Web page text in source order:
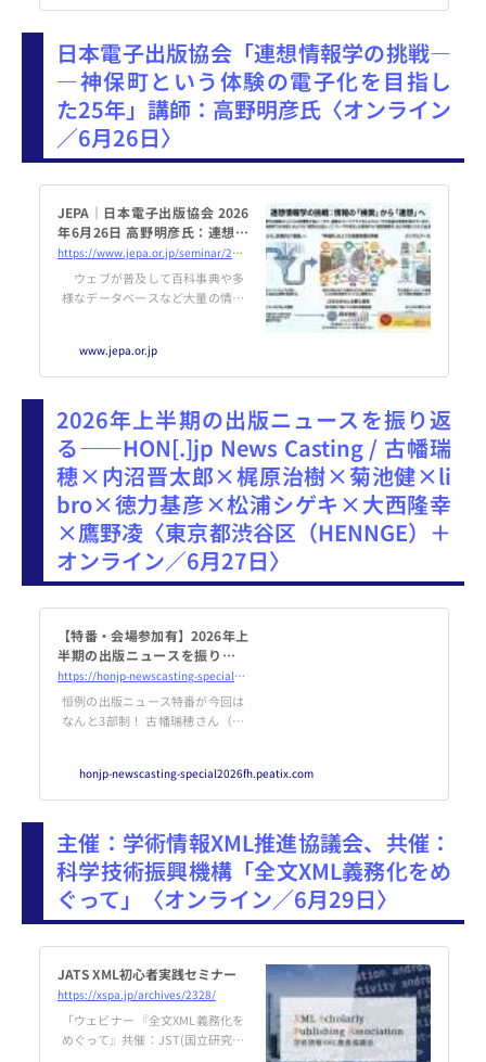
（金）18時30分～20時 場 所：
号教室
日本電子出版協会「連想情報学の挑戦―
―神保町という体験の電子化を目指し
た25年」講師：高野明彦氏〈オンライン
／6月26日〉
JEPA｜日本電子出版協会 2026
年6月26日 高野明彦氏：連想情
報学の挑戦――神保町という体
験の電子化を目指した25年
https://www.jepa.or.jp/seminar/20260626/
ウェブが普及して百科事典や多
様なデータベースなど大量の情報
のツールは、Googleに代表され
る検索エンジンとなりました。し
過度にパーソナライズされて誘導
的であり、ユーザが自由な発想や
洞察を得られない場合も多い...
www.jepa.or.jp
2026年上半期の出版ニュースを振り返
る――HON[.]jp News Casting / 古幡瑞
穂×内沼晋太郎×梶原治樹×菊池健×li
bro×徳力基彦×松浦シゲキ×大西隆幸
×鷹野凌〈東京都渋谷区（HENNGE）＋
オンライン／6月27日〉
【特番・会場参加有】2026年上
半期の出版ニュースを振り返る
――HON[.]jp News Casting /
古幡瑞穂×内沼晋太郎×梶原治
樹×菊池健×libro×徳力基彦×
松浦シゲキ×大西隆幸×鷹野凌
https://honjp-newscasting-special2026fh.peatix.com/view
恒例の出版ニュース特番が今回は
なんと3部制！ 古幡瑞穂さん（出
ディネーター/「本の惑星」）、
梶原治樹さん（出版社勤務 / ... po
et.
honjp-newscasting-special2026fh.peatix.com
主催：学術情報XML推進協議会、共催：
科学技術振興機構「全文XML義務化をめ
ぐって」〈オンライン／6月29日〉
JATS XML初心者実践セミナー
https://xspa.jp/archives/2328/
「ウェビナー 『全文XML義務化を
めぐって』共催：JST(国立研究開